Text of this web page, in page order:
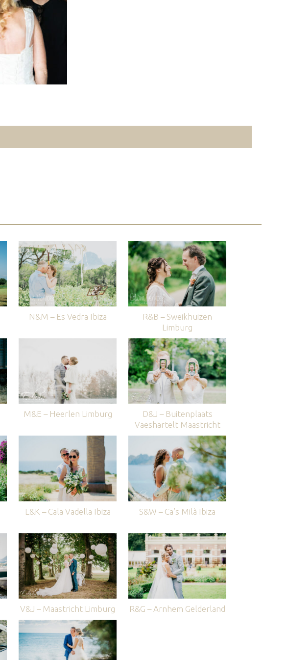
N&M – Es Vedra Ibiza
R&B – Sweikhuizen
Limburg
M&E – Heerlen Limburg
D&J – Buitenplaats
Vaeshartelt Maastricht
L&K – Cala Vadella Ibiza S&W – Ca’s Milà Ibiza
V&J – Maastricht Limburg R&G – Arnhem Gelderland